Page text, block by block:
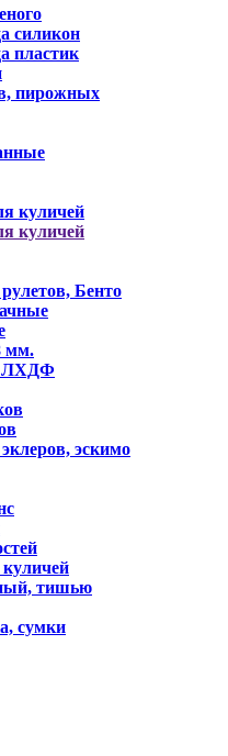
силикон
пластик
пирожных
куличей
куличей
Бенто
мм.
ЛХДФ
эскимо
тишью
сумки